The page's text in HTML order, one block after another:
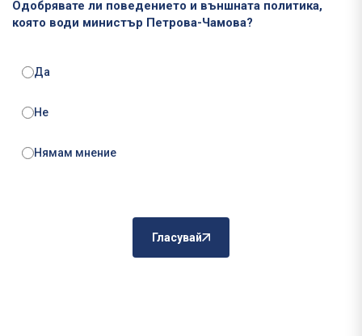
Одобрявате ли поведението и външната политика,
която води министър Петрова-Чамова?
Да
Не
Нямам мнение
Гласувай